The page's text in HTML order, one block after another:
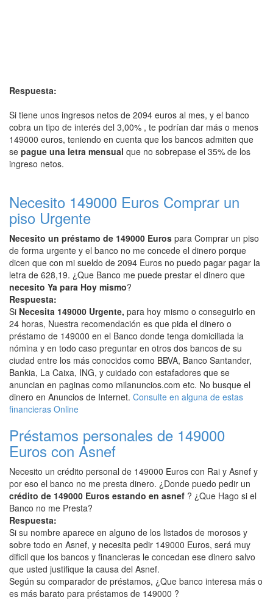
Respuesta:
Si tiene unos ingresos netos de 2094 euros al mes, y el banco
cobra un tipo de interés del 3,00% , te podrían dar más o menos
149000 euros, teniendo en cuenta que los bancos admiten que
se pague una letra mensual que no sobrepase el 35% de los
ingreso netos.
Necesito 149000 Euros Comprar un
piso Urgente
Necesito un préstamo de 149000 Euros para Comprar un piso
de forma urgente y el banco no me concede el dinero porque
dicen que con mi sueldo de 2094 Euros no puedo pagar pagar la
letra de 628,19. ¿Que Banco me puede prestar el dinero que
necesito Ya para Hoy mismo?
Respuesta:
Si Necesita 149000 Urgente, para hoy mismo o conseguirlo en
24 horas, Nuestra recomendación es que pida el dinero o
préstamo de 149000 en el Banco donde tenga domiciliada la
nómina y en todo caso preguntar en otros dos bancos de su
ciudad entre los más conocidos como BBVA, Banco Santander,
Bankia, La Caixa, ING, y cuidado con estafadores que se
anuncian en paginas como milanuncios.com etc. No busque el
dinero en Anuncios de Internet. Consulte en alguna de estas
financieras Online
Préstamos personales de 149000
Euros con Asnef
Necesito un crédito personal de 149000 Euros con Rai y Asnef y
por eso el banco no me presta dinero. ¿Donde puedo pedir un
crédito de 149000 Euros estando en asnef ? ¿Que Hago si el
Banco no me Presta?
Respuesta:
Si su nombre aparece en alguno de los listados de morosos y
sobre todo en Asnef, y necesita pedir 149000 Euros, será muy
dificil que los bancos y financieras le concedan ese dinero salvo
que usted justifique la causa del Asnef.
Según su comparador de préstamos, ¿Que banco interesa más o
es más barato para préstamos de 149000 ?